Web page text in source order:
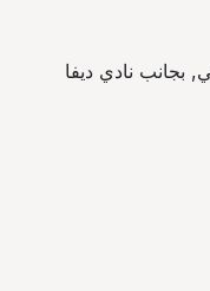
بجانب نادي ديفا